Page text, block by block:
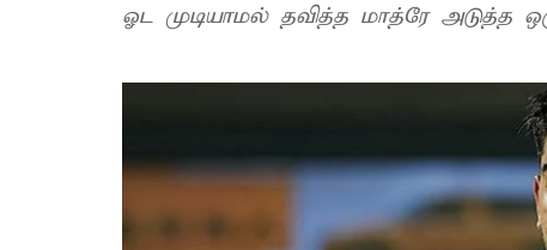
ஓட முடியாமல் தவித்த மாத்ரே அடுத்த